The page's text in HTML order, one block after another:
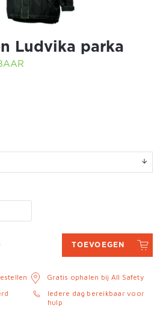
Ludvika parka
TOEVOEGEN
Gratis ophalen bij All Safety
Iedere dag bereikbaar voor
hulp